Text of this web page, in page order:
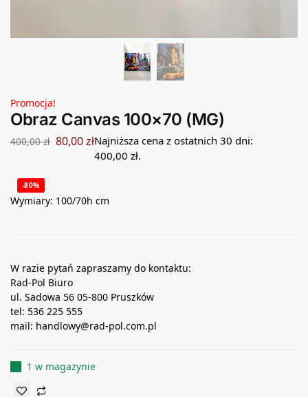
Promocja!
Obraz Canvas 100×70 (MG)
400,00zł 80,00złNajniższa cena z ostatnich 30 dni:
400,00 zł.
-80%
Wymiary: 100/70h cm
W razie pytań zapraszamy do kontaktu:
Rad-Pol Biuro
ul. Sadowa 56 05-800 Pruszków
tel: 536 225 555
mail: handlowy@rad-pol.com.pl
1 w magazynie